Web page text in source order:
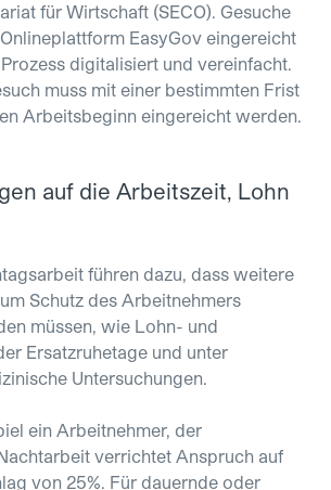
für Wirtschaft (SECO). Gesuche
EasyGov eingereicht
digitalisiert und vereinfacht.
muss mit einer bestimmten Frist
Arbeitsbeginn eingereicht werden.
auf die Arbeitszeit, Lohn
führen dazu, dass weitere
Schutz des Arbeitnehmers
müssen, wie Lohn- und
Ersatzruhetage und unter
Untersuchungen.
ein Arbeitnehmer, der
verrichtet Anspruch auf
von 25%. Für dauernde oder